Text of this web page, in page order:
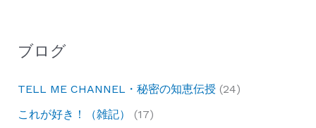
ブログ
TELL ME CHANNEL・秘密の知恵伝授 (24)
これが好き！（雑記）
(17)